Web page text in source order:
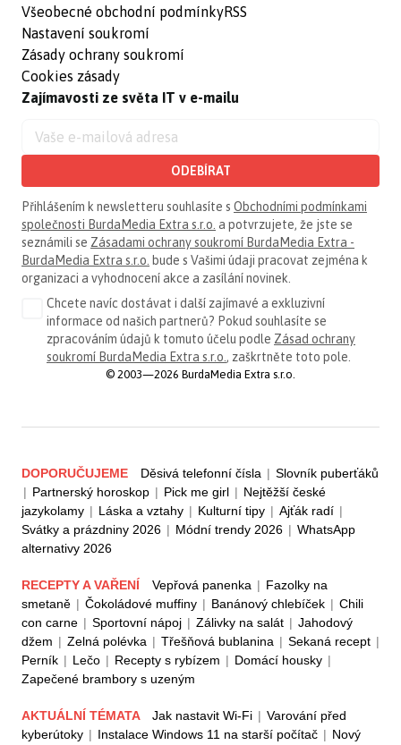
Všeobecné obchodní podmínky
Nastavení soukromí
Zásady ochrany soukromí
Cookies zásady
RSS
Zajímavosti ze světa IT v e-mailu
ODEBÍRAT
Přihlášením k newsletteru souhlasíte s Obchodními podmínkami
společnosti BurdaMedia Extra s.r.o. a potvrzujete, že jste se
seznámili se Zásadami ochrany soukromí BurdaMedia Extra -
BurdaMedia Extra s.r.o. bude s Vašimi údaji pracovat zejména k
organizaci a vyhodnocení akce a zasílání novinek.
Chcete navíc dostávat i další zajímavé a exkluzivní
informace od našich partnerů? Pokud souhlasíte se
zpracováním údajů k tomuto účelu podle Zásad ochrany
soukromí BurdaMedia Extra s.r.o., zaškrtněte toto pole.
© 2003—2026 BurdaMedia Extra s.r.o.
DOPORUČUJEME Děsivá telefonní čísla | Slovník puberťáků
| Partnerský horoskop | Pick me girl | Nejtěžší české
jazykolamy | Láska a vztahy | Kulturní tipy | Ajťák radí |
Svátky a prázdniny 2026 | Módní trendy 2026 | WhatsApp
alternativy 2026
RECEPTY A VAŘENÍ Vepřová panenka | Fazolky na
smetaně | Čokoládové muffiny | Banánový chlebíček | Chili
con carne | Sportovní nápoj | Zálivky na salát | Jahodový
džem | Zelná polévka | Třešňová bublanina | Sekaná recept |
Perník | Lečo | Recepty s rybízem | Domácí housky |
Zapečené brambory s uzeným
AKTUÁLNÍ TÉMATA Jak nastavit Wi-Fi | Varování před
kyberútoky | Instalace Windows 11 na starší počítač | Nový